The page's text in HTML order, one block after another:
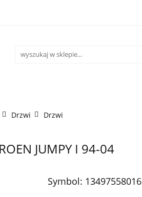
Drzwi Drzwi
JUMPY I 94-04
Symbol: 13497558016